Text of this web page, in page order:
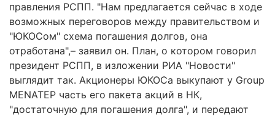
правления РСПП. "Нам предлагается сейчас в ходе
возможных переговоров между правительством и
"ЮКОСом" схема погашения долгов, она
отработана",– заявил он. План, о котором говорил
президент РСПП, в изложении РИА "Новости"
выглядит так. Акционеры ЮКОСа выкупают у Group
MENATEP часть его пакета акций в НК,
"достаточную для погашения долга", и передают